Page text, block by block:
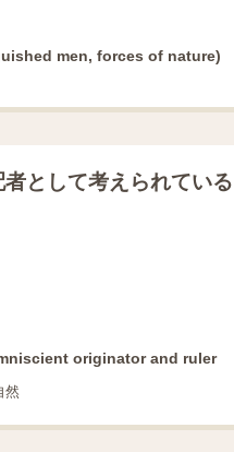
men, forces of nature)
として考えられている
originator and ruler
然